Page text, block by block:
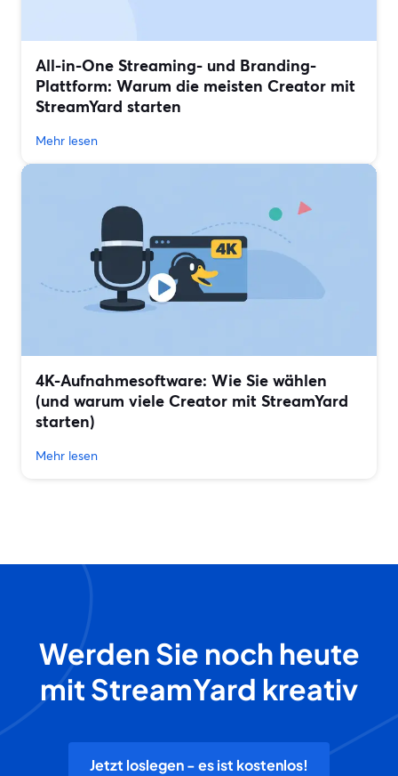
All-in-One Streaming- und Branding-
Plattform: Warum die meisten Creator mit
StreamYard starten
Mehr lesen
4K-Aufnahmesoftware: Wie Sie wählen
(und warum viele Creator mit StreamYard
starten)
Mehr lesen
Werden Sie noch heute
mit StreamYard kreativ
Jetzt loslegen - es ist kostenlos!